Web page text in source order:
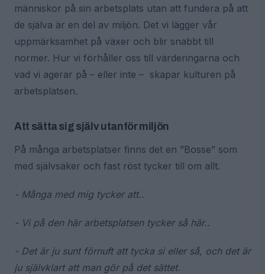
människor på sin arbetsplats utan att fundera på att
de själva är en del av miljön. Det vi lägger vår
uppmärksamhet på växer och blir snabbt till
normer. Hur vi förhåller oss till värderingarna och
vad vi agerar på – eller inte – skapar kulturen på
arbetsplatsen.
Att sätta sig själv utanför miljön
På många arbetsplatser finns det en ”Bosse” som
med självsäker och fast röst tycker till om allt.
- Många med mig tycker att..
- Vi på den här arbetsplatsen tycker så här..
- Det är ju sunt förnuft att tycka si eller så, och det är
ju självklart att man gör på det sättet.